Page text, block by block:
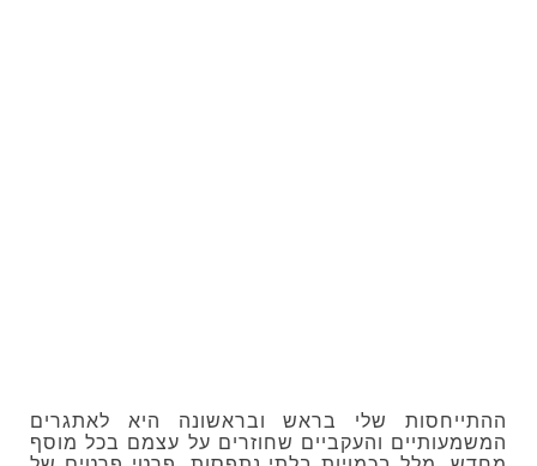
ההתייחסות שלי בראש ובראשונה היא לאתגרים
המשמעותיים והעקביים שחוזרים על עצמם בכל מוסף